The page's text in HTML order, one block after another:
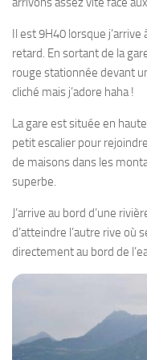
Il est 9H40 lorsque
retard. En sortant de la
rouge stationnée devant
cliché mais j’adore haha !
La gare est située en
petit escalier pour
de maisons dans les
superbe.
J’arrive au bord d’une
d’atteindre l’autre rive où
directement au bord de